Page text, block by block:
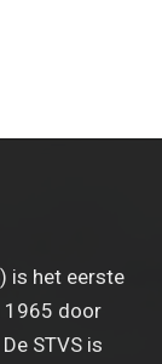
is het eerste
1965 door
STVS is